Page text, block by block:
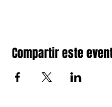
Compartir este